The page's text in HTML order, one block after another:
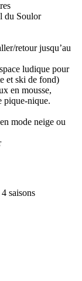
du Soulor
retour jusqu’au
ludique pour
et ski de fond)
en mousse,
pique-nique.
mode neige ou
saisons